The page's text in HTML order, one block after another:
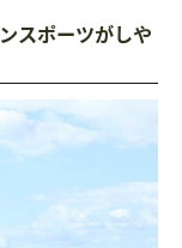
スポーツがしや